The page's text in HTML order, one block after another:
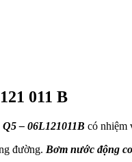
011 B
– 06L121011B có nhiệm
đường. Bơm nước động